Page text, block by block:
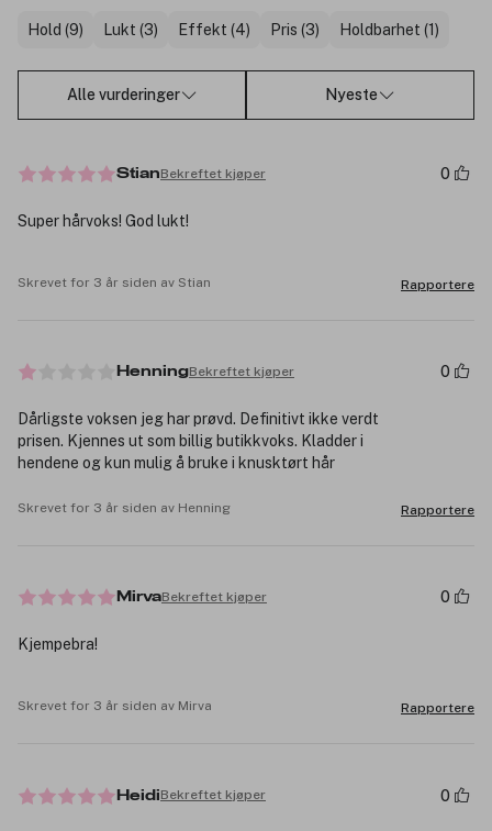
Hold (9) Lukt (3) Effekt (4) Pris (3) Holdbarhet (1)
Alle vurderinger Nyeste
StianBekreftet kjøper 0
Super hårvoks! God lukt!
Skrevet for 3 år siden av Stian Rapportere
HenningBekreftet kjøper 0
Dårligste voksen jeg har prøvd. Definitivt ikke verdt
prisen. Kjennes ut som billig butikkvoks. Kladder i
hendene og kun mulig å bruke i knusktørt hår
Skrevet for 3 år siden av Henning Rapportere
MirvaBekreftet kjøper 0
Kjempebra!
Skrevet for 3 år siden av Mirva Rapportere
HeidiBekreftet kjøper 0